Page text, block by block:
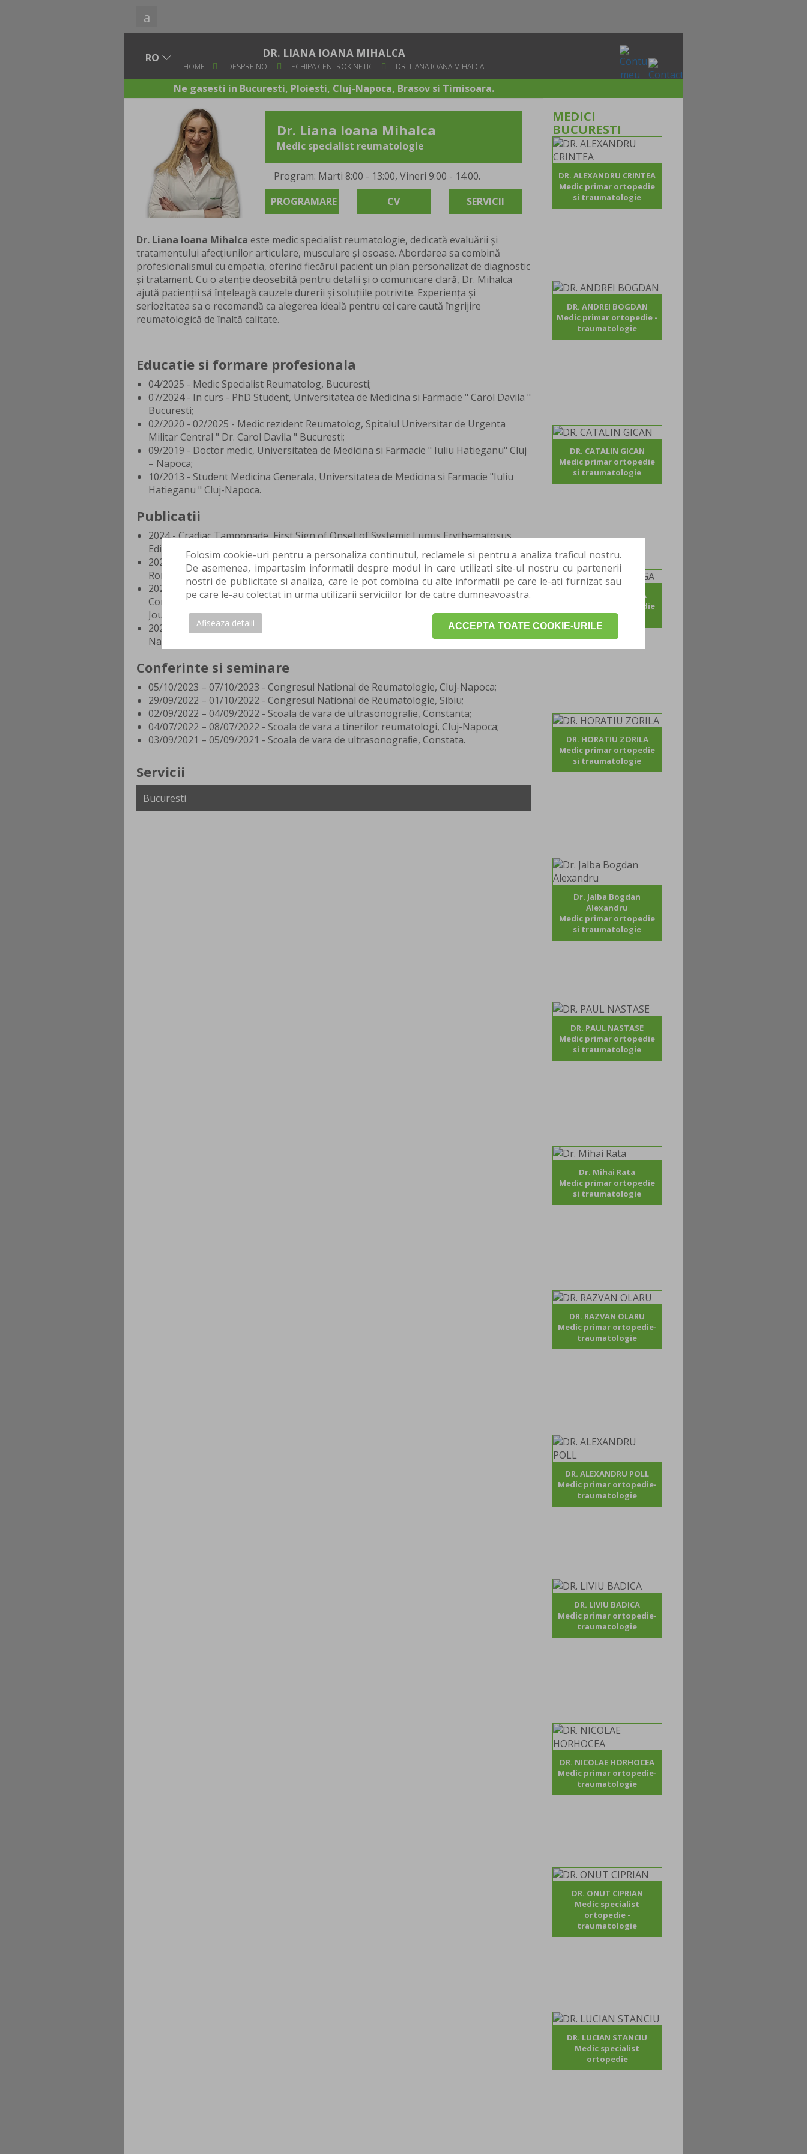
Folosim cookie-uri pentru a personaliza continutul, reclamele si pentru a analiza traficul nostru.
De asemenea, impartasim informatii despre modul in care utilizati site-ul nostru cu partenerii
nostri de publicitate si analiza, care le pot combina cu alte informatii pe care le-ati furnizat sau
pe care le-au colectat in urma utilizarii serviciilor lor de catre dumneavoastra.
ACCEPTA TOATE COOKIE-URILE
Afiseaza detalii
DR. LIANA IOANA MIHALCA
HOME DESPRE NOI ECHIPA CENTROKINETIC DR. LIANA IOANA MIHALCA
Ne gasesti in Bucuresti, Ploiesti, Cluj-Napoca, Brasov si Timisoara.
Dr. Liana Ioana Mihalca
Medic specialist reumatologie
Program: Marti 8:00 - 13:00, Vineri 9:00 - 14:00.
PROGRAMARE
CV SERVICII
Dr. Liana Ioana Mihalca este medic specialist reumatologie, dedicată evaluării și
tratamentului afecțiunilor articulare, musculare și osoase. Abordarea sa combină
profesionalismul cu empatia, oferind fiecărui pacient un plan personalizat de diagnostic
și tratament. Cu o atenție deosebită pentru detalii și o comunicare clară, Dr. Mihalca
ajută pacienții să înțeleagă cauzele durerii și soluțiile potrivite. Experiența și
seriozitatea sa o recomandă ca alegerea ideală pentru cei care caută îngrijire
reumatologică de înaltă calitate.
Educatie si formare profesionala
04/2025 - Medic Specialist Reumatolog, Bucuresti;
07/2024 - In curs - PhD Student, Universitatea de Medicina si Farmacie " Carol Davila "
Bucuresti;
02/2020 - 02/2025 - Medic rezident Reumatolog, Spitalul Universitar de Urgenta
Militar Central " Dr. Carol Davila " Bucuresti;
09/2019 - Doctor medic, Universitatea de Medicina si Farmacie " Iuliu Hatieganu" Cluj
– Napoca;
10/2013 - Student Medicina Generala, Universitatea de Medicina si Farmacie "Iuliu
Hatieganu " Cluj-Napoca.
Publicatii
2024 - Cradiac Tamponade, First Sign of Onset of Systemic Lupus Erythematosus,
Editura: Internal Medicine 2024 vol. X I No. 3;
2023 - Reumatologie - Curs practic studenti si medici rezidenti, Editura Fundatiei
Romania de Maine;
2023 - Pulmonary Hypertension in Autoimmune Diseases – A Review of New
Concepts in Screening, Diagnosis and Therapeutic Management, Editura: Romanian
Journal of Military Medicine;
2023 - De la Artrita idiopatica juvenila la Spondilita anchilozanta, Editura: Congresul
National de Reumatologie.
Conferinte si seminare
05/10/2023 – 07/10/2023 - Congresul National de Reumatologie, Cluj-Napoca;
29/09/2022 – 01/10/2022 - Congresul National de Reumatologie, Sibiu;
02/09/2022 – 04/09/2022 - Scoala de vara de ultrasonograﬁe, Constanta;
04/07/2022 – 08/07/2022 - Scoala de vara a tinerilor reumatologi, Cluj-Napoca;
03/09/2021 – 05/09/2021 - Scoala de vara de ultrasonograﬁe, Constata.
Servicii
MEDICI
BUCURESTI
DR. ALEXANDRU CRINTEA
Medic primar ortopedie
si traumatologie
DR. ANDREI BOGDAN
Medic primar ortopedie -
traumatologie
DR. CATALIN GICAN
Medic primar ortopedie
si traumatologie
DR. ADRIAN POJOGA
Medic primar ortopedie
si traumatologie
DR. HORATIU ZORILA
Medic primar ortopedie
si traumatologie
Dr. Jalba Bogdan
Alexandru
Medic primar ortopedie
si traumatologie
DR. PAUL NASTASE
Medic primar ortopedie
si traumatologie
Dr. Mihai Rata
Medic primar ortopedie
si traumatologie
DR. RAZVAN OLARU
Medic primar ortopedie-
traumatologie
DR. ALEXANDRU POLL
Medic primar ortopedie-
traumatologie
DR. LIVIU BADICA
Medic primar ortopedie-
traumatologie
DR. NICOLAE HORHOCEA
Medic primar ortopedie-
traumatologie
DR. ONUT CIPRIAN
Medic specialist
ortopedie -
traumatologie
DR. LUCIAN STANCIU
Medic specialist
ortopedie